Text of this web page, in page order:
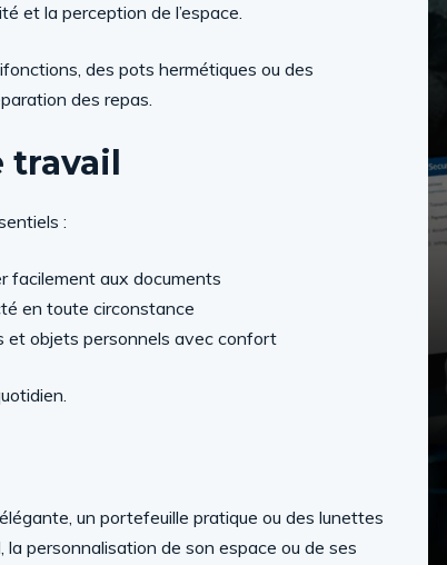
et la perception de l’espace.
des pots hermétiques ou des
des repas.
travail
:
facilement aux documents
en toute circonstance
et objets personnels avec confort
un portefeuille pratique ou des lunettes
personnalisation de son espace ou de ses